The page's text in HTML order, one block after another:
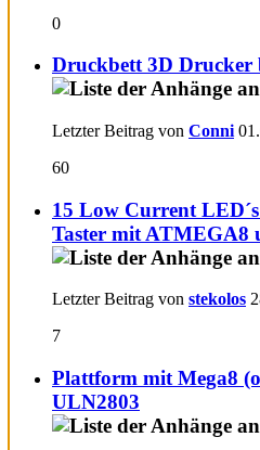
0
Druckbett 3D Drucker
Letzter Beitrag von Conni
60
15 Low Current
Taster mit ATMEGA8
Letzter Beitrag von stekolos
7
Plattform mit Mega8
ULN2803